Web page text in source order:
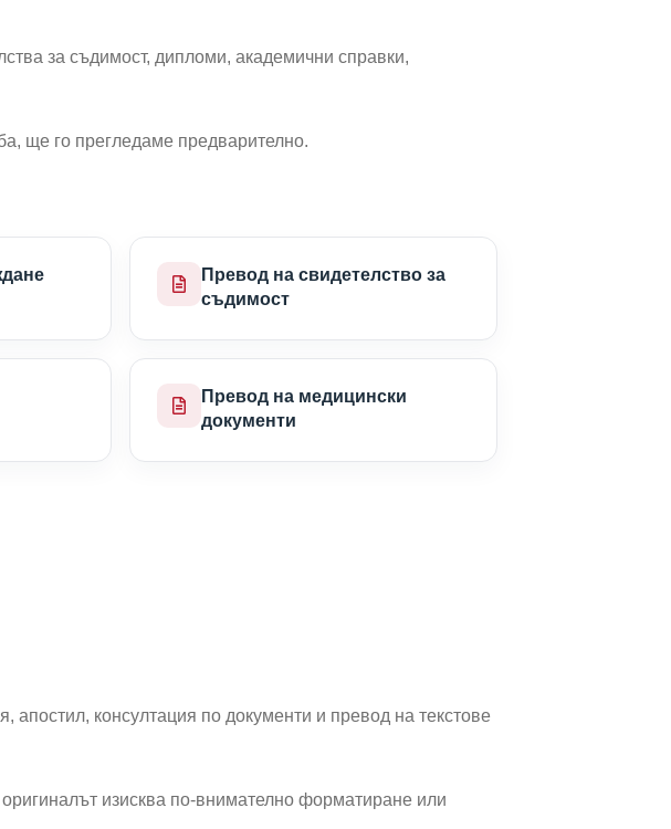
за съдимост, дипломи, академични справки,
ще го прегледаме предварително.
Превод на свидетелство за
съдимост
Превод на медицински
документи
консултация по документи и превод на текстове
изисква по-внимателно форматиране или